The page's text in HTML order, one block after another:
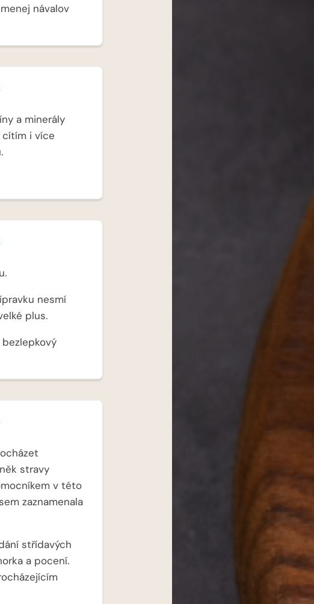
návalov
a minerály
cítím i více
nesmí
plus.
bezlepkový
stravy
v této
zaznamenala
střídavých
a pocení.